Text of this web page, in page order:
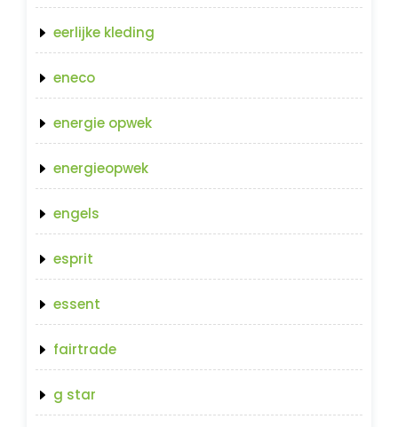
eerlijke kleding
eneco
energie opwek
energieopwek
engels
esprit
essent
fairtrade
g star